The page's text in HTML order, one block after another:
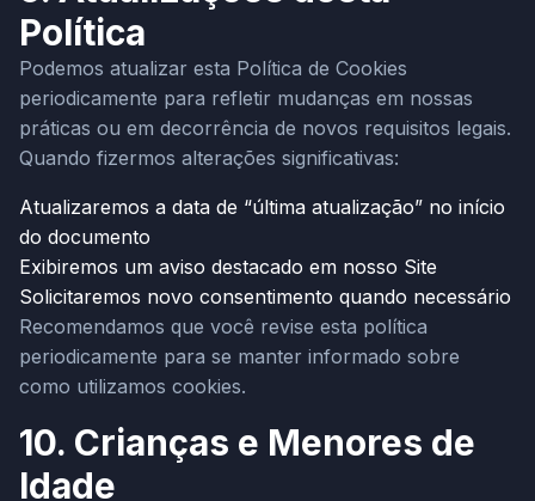
Política
Podemos atualizar esta Política de Cookies
periodicamente para refletir mudanças em nossas
práticas ou em decorrência de novos requisitos legais.
Quando fizermos alterações significativas:
Atualizaremos a data de “última atualização” no início
do documento
Exibiremos um aviso destacado em nosso Site
Solicitaremos novo consentimento quando necessário
Recomendamos que você revise esta política
periodicamente para se manter informado sobre
como utilizamos cookies.
10. Crianças e Menores de
Idade